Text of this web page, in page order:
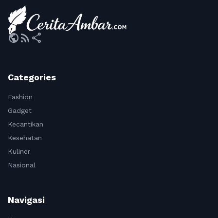
publicrss_feed share
Categories
Fashion
Gadget
Kecantikan
Kesehatan
Kuliner
Nasional
Navigasi